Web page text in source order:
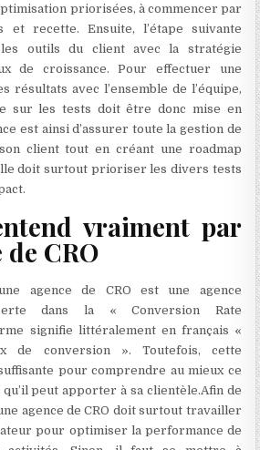
priorisées, à commencer par
et recette. Ensuite, l’étape suivante
outils du client avec la stratégie
de croissance. Pour effectuer une
résultats avec l’ensemble de l’équipe,
sur les tests doit être donc mise en
est ainsi d’assurer toute la gestion de
client tout en créant une roadmap
doit surtout prioriser les divers tests
vraiment par
CRO
agence de CRO est une agence
dans la « Conversion Rate
signifie littéralement en français «
de conversion ». Toutefois, cette
pour comprendre au mieux ce
peut apporter à sa clientèle.Afin de
agence de CRO doit surtout travailler
pour optimiser la performance de